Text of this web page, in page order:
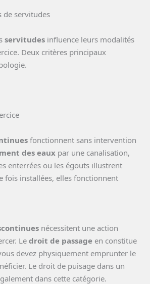
de servitudes
servitudes influence leurs modalités
Deux critères principaux
fonctionnent sans intervention
des eaux par une canalisation,
enterrées ou les égouts illustrent
fois installées, elles fonctionnent
nécessitent une action
Le droit de passage en constitue
devez physiquement emprunter le
Le droit de puisage dans un
dans cette catégorie.